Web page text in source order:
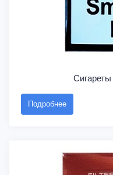
Подробнее